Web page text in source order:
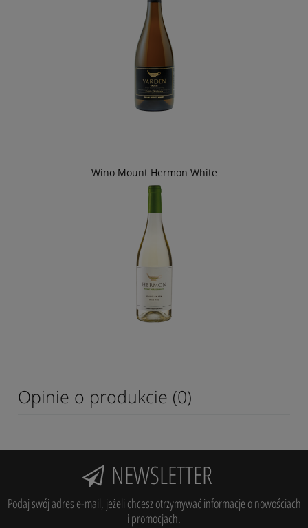
Wino Mount Hermon White
Opinie o produkcie (0)
NEWSLETTER
Podaj swój adres e-mail, jeżeli chcesz otrzymywać informacje o nowościach
i promocjach.